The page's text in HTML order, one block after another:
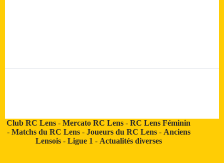
Club RC Lens -Mercato RC Lens -RC Lens Féminin
- Matchs du RC Lens- Joueurs du RC Lens- Anciens
Lensois- Ligue 1 - Actualités diverses